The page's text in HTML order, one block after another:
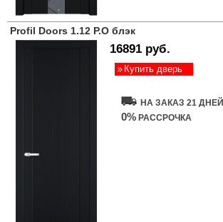
Profil Doors 1.12 P.O блэк
16891 руб.
Купить дверь
НА ЗАКАЗ 21 ДНЕЙ
0% РАССРОЧКА